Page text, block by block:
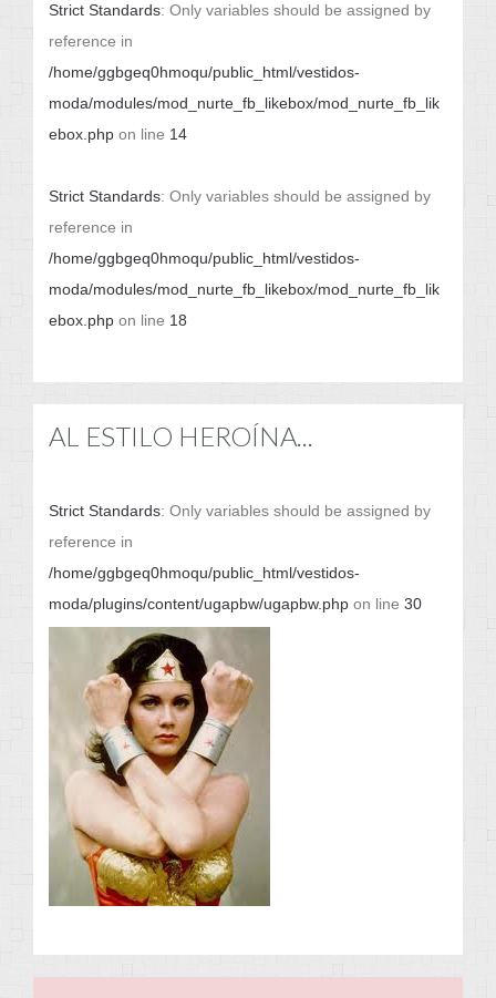
Strict Standards: Only variables should be assigned by
reference in
/home/ggbgeq0hmoqu/public_html/vestidos-
moda/modules/mod_nurte_fb_likebox/mod_nurte_fb_lik
ebox.php on line 14
Strict Standards: Only variables should be assigned by
reference in
/home/ggbgeq0hmoqu/public_html/vestidos-
moda/modules/mod_nurte_fb_likebox/mod_nurte_fb_lik
ebox.php on line 18
AL ESTILO HEROÍNA...
Strict Standards: Only variables should be assigned by
reference in
/home/ggbgeq0hmoqu/public_html/vestidos-
moda/plugins/content/ugapbw/ugapbw.php on line 30